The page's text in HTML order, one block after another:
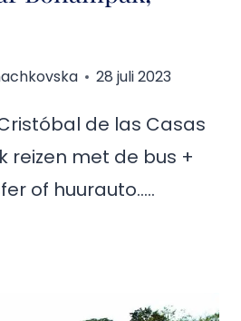
28 juli 2023
de las Casas
reizen met de bus +
of huurauto…..